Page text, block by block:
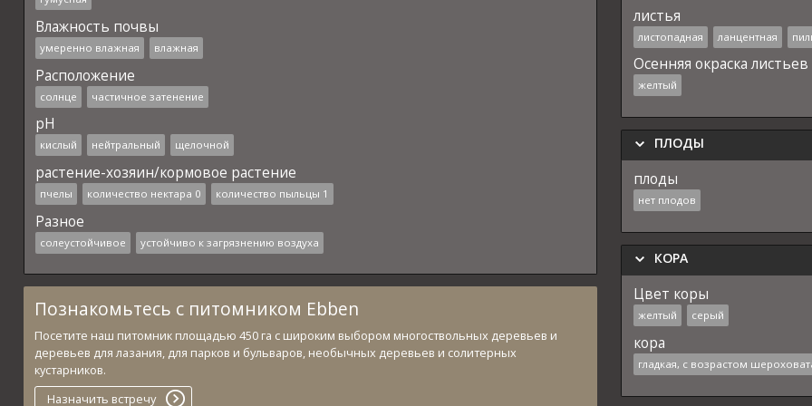
Влажность почвы
умеренно влажная влажная
Расположение
солнце частичное затенение
pH
кислый нейтральный щелочной
растение-хозяин/кормовое растение
пчелы количество нектара 0 количество пыльцы 1
Разное
солеустойчивое устойчиво к загрязнению воздуха
Познакомьтесь с питомником Ebben
Посетите наш питомник площадью 450 га с широким выбором многоствольных деревьев и
деревьев для лазания, для парков и бульваров, необычных деревьев и солитерных
кустарников.
Назначить встречу
листья
листопадная ланцентная
Осенняя окраска листьев
желтый
ПЛОДЫ
плоды
нет плодов
КОРА
Цвет коры
желтый серый
кора
гладкая, с возрастом